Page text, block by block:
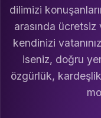
dilimizi
arasında
kendinizi
iseniz, doğru
özgürlük,